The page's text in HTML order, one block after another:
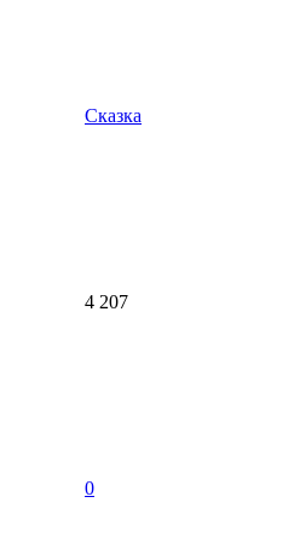
Сказка
4 207
0